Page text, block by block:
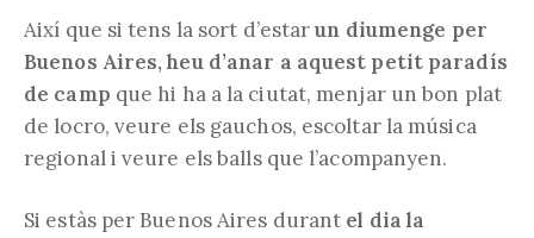
Així que si tens la sort d’estarun diumenge per
Buenos Aires, heu d’anar a aquest petit paradís
de camp que hi ha a la ciutat, menjar un bon plat
de locro, veure els gauchos, escoltar la música
regional i veure els balls que l’acompanyen.
Si estàs per Buenos Aires durant el dia la